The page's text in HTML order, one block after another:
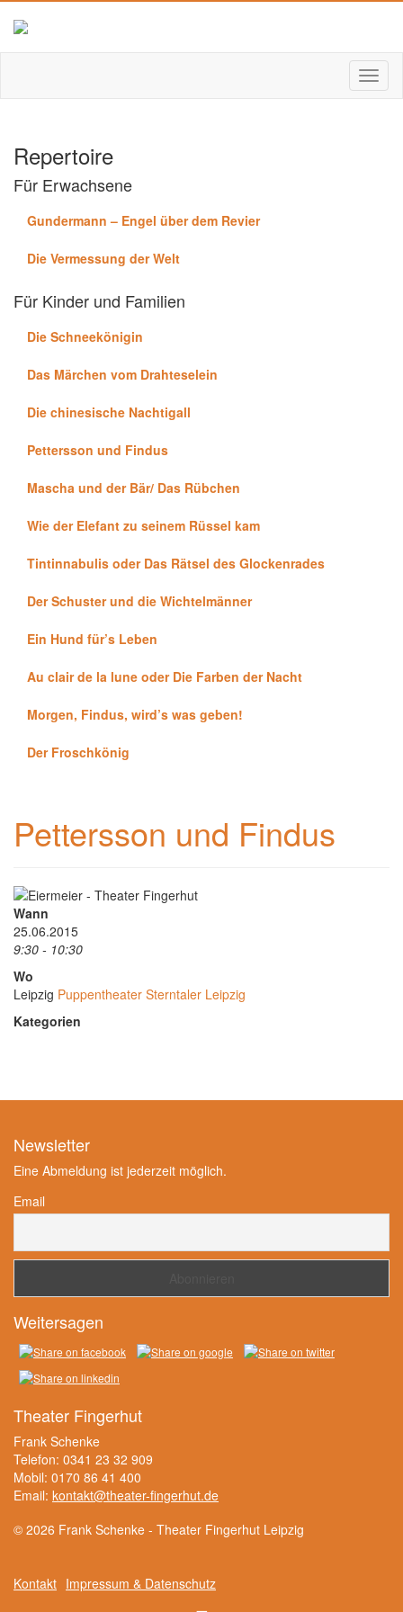
Repertoire
Für Erwachsene
Gundermann – Engel über dem Revier
Die Vermessung der Welt
Für Kinder und Familien
Die Schneekönigin
Das Märchen vom Drahteselein
Die chinesische Nachtigall
Pettersson und Findus
Mascha und der Bär/ Das Rübchen
Wie der Elefant zu seinem Rüssel kam
Tintinnabulis oder Das Rätsel des Glockenrades
Der Schuster und die Wichtelmänner
Ein Hund für’s Leben
Au clair de la lune oder Die Farben der Nacht
Morgen, Findus, wird’s was geben!
Der Froschkönig
Pettersson und Findus
Wann
25.06.2015
9:30 - 10:30
Wo
Leipzig Puppentheater Sterntaler Leipzig
Kategorien
Newsletter
Eine Abmeldung ist jederzeit möglich.
Email
Weitersagen
Theater Fingerhut
Frank Schenke
Telefon: 0341 23 32 909
Mobil: 0170 86 41 400
Email: kontakt@theater-fingerhut.de
© 2026 Frank Schenke - Theater Fingerhut Leipzig
Kontakt Impressum & Datenschutz